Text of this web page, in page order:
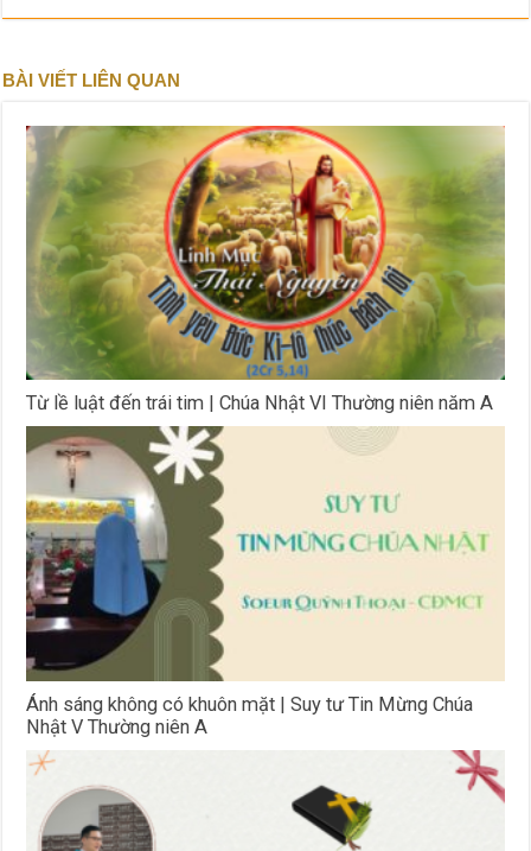
BÀI VIẾT LIÊN QUAN
Từ lề luật đến trái tim | Chúa Nhật VI Thường niên năm A
Ánh sáng không có khuôn mặt | Suy tư Tin Mừng Chúa
Nhật V Thường niên A